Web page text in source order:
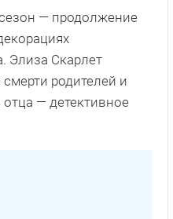
— продолжение
Элиза Скарлет
смерти родителей и
— детективное